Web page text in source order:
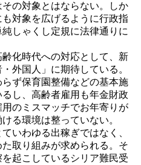
の対象とはならない。しか
対象を広げるように行政指
しゃくし定規に法律通りに
化時代への対応として、新
外国人」に期待している。
ず保育園整備などの基本施
し、高齢者雇用も年金財政
のミスマッチでお年寄りが
る環境は整っていない。
いわゆる出稼ぎではなく、
取り組みが求められる。そ
起こしているシリア難民受